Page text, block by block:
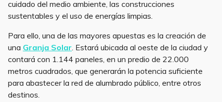
cuidado del medio ambiente, las construcciones
sustentables y el uso de energías limpias.
Para ello, una de las mayores apuestas es la creación de
una Granja Solar . Estará ubicada al oeste de la ciudad y
contará con 1.144 paneles, en un predio de 22.000
metros cuadrados, que generarán la potencia suficiente
para abastecer la red de alumbrado público, entre otros
destinos.